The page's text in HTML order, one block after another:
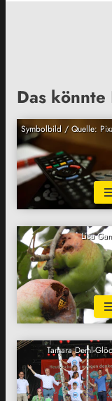
Das
Symbolbild / Quelle:
Lisa
Tamara Deml-